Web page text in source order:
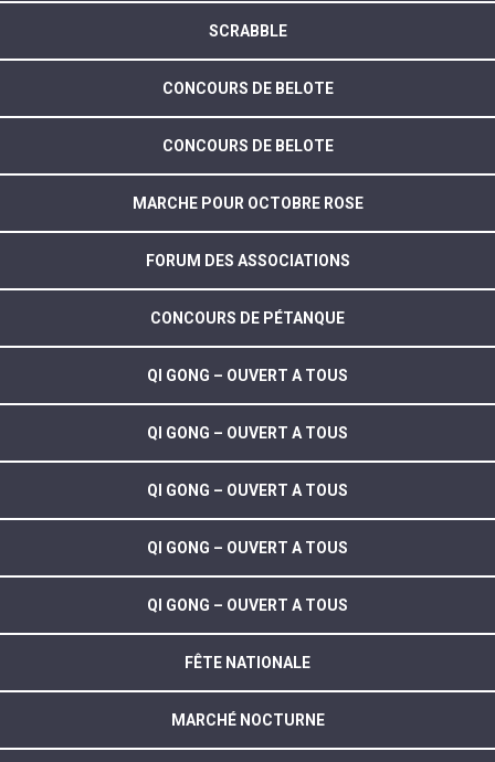
SCRABBLE
CONCOURS DE BELOTE
CONCOURS DE BELOTE
MARCHE POUR OCTOBRE ROSE
FORUM DES ASSOCIATIONS
CONCOURS DE PÉTANQUE
QI GONG – OUVERT A TOUS
QI GONG – OUVERT A TOUS
QI GONG – OUVERT A TOUS
QI GONG – OUVERT A TOUS
QI GONG – OUVERT A TOUS
FÊTE NATIONALE
MARCHÉ NOCTURNE